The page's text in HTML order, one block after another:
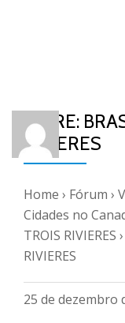
RE: RE:
RIVIERES
Home › Fórum ›
Cidades no
TROIS RIVIERES ›
RIVIERES
25 de dezembro